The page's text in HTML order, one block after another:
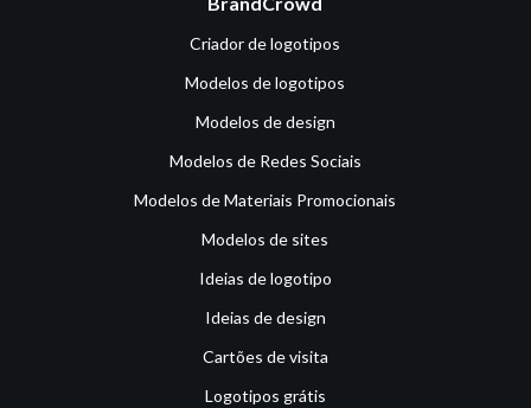
Criador de logotipos
Modelos de logotipos
Modelos de design
Modelos de Redes Sociais
Modelos de Materiais Promocionais
Modelos de sites
Ideias de logotipo
Ideias de design
Cartões de visita
Logotipos grátis